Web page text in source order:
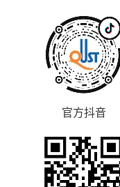
官方抖音